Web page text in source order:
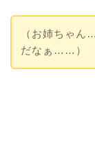
（お姉ちゃ
だなぁ……）